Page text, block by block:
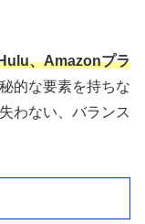
、Amazonプラ
的な要素を持ちな
わない、バランス